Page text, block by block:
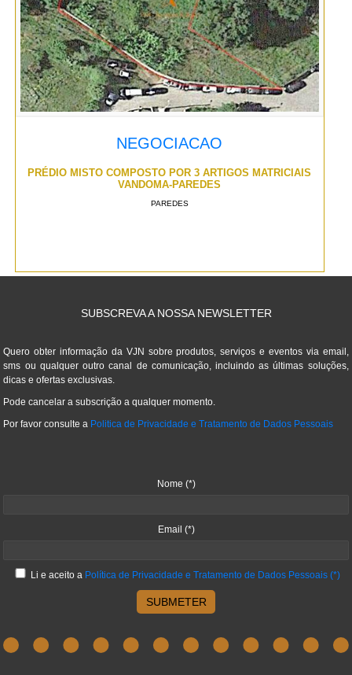
NEGOCIACAO
PRÉDIO MISTO COMPOSTO POR 3 ARTIGOS MATRICIAIS
VANDOMA-PAREDES
PAREDES
SUBSCREVA A NOSSA NEWSLETTER
Quero obter informação da VJN sobre produtos, serviços e eventos via email,
sms ou qualquer outro canal de comunicação, incluindo as últimas soluções,
dicas e ofertas exclusivas.
Pode cancelar a subscrição a qualquer momento.
Por favor consulte a Politica de Privacidade e Tratamento de Dados Pessoais
Nome (*)
Email (*)
Li e aceito a Política de Privacidade e Tratamento de Dados Pessoais (*)
SUBMETER